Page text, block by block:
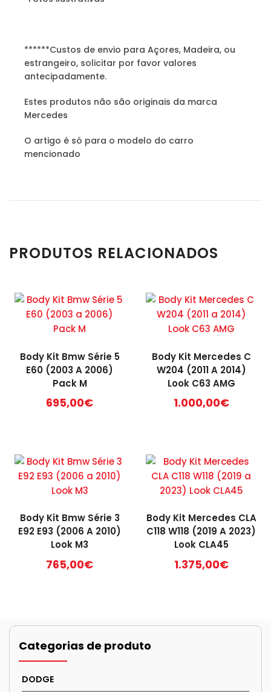
******Custos de envio para Açores, Madeira, ou
estrangeiro, solicitar por favor valores
antecipadamente.
Estes produtos não são originais da marca
Mercedes
O artigo é só para o modelo do carro
mencionado
PRODUTOS RELACIONADOS
Body Kit Bmw Série 5
E60 (2003 A 2006)
Pack M
695,00€
Body Kit Mercedes C
W204 (2011 A 2014)
Look C63 AMG
1.000,00€
Body Kit Bmw Série 3
E92 E93 (2006 A 2010)
Look M3
765,00€
Body Kit Mercedes CLA
C118 W118 (2019 A 2023)
Look CLA45
1.375,00€
Categorias de produto
DODGE